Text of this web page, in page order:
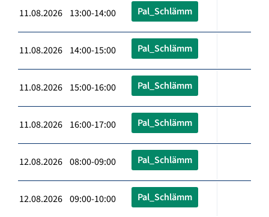
11.08.2026 13:00-14:00 Pal_Schlämm
11.08.2026 14:00-15:00 Pal_Schlämm
11.08.2026 15:00-16:00 Pal_Schlämm
11.08.2026 16:00-17:00 Pal_Schlämm
12.08.2026 08:00-09:00 Pal_Schlämm
12.08.2026 09:00-10:00 Pal_Schlämm